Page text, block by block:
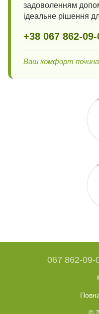
задоволенням
ідеальне рішення
+38 067 862-09-
Ваш комфорт
067 862-09-
©